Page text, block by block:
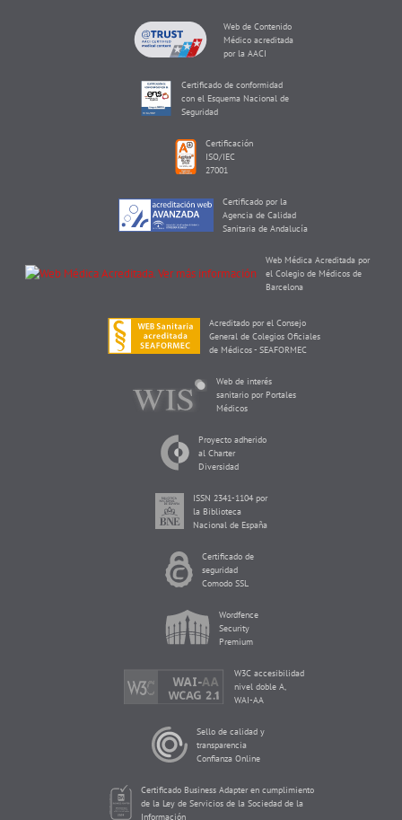
Web de Contenido
Médico acreditada
por la AACI
Certificado de conformidad
con el Esquema Nacional de
Seguridad
Certificación
ISO/IEC
27001
Certificado por la
Agencia de Calidad
Sanitaria de Andalucía
Web Médica Acreditada por
el Colegio de Médicos de
Barcelona
Acreditado por el Consejo
General de Colegios Oficiales
de Médicos - SEAFORMEC
Web de interés
sanitario por Portales
Médicos
Proyecto adherido
al Charter
Diversidad
ISSN 2341-1104 por
la Biblioteca
Nacional de España
Certificado de
seguridad
Comodo SSL
Wordfence
Security
Premium
W3C accesibilidad
nivel doble A,
WAI-AA
Sello de calidad y
transparencia
Confianza Online
Certificado Business Adapter en cumplimiento
de la Ley de Servicios de la Sociedad de la
Información